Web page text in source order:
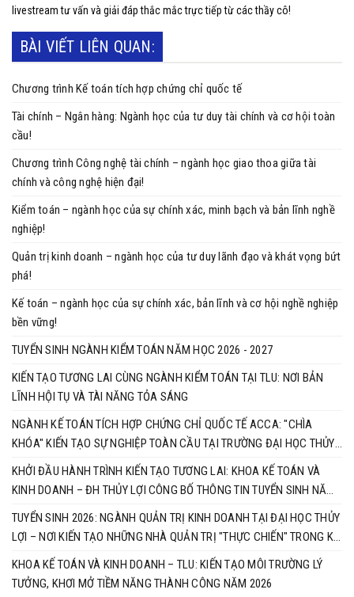
livestream tư vấn và giải đáp thắc mắc trực tiếp từ các thầy cô!
BÀI VIẾT LIÊN QUAN:
Chương trình Kế toán tích hợp chứng chỉ quốc tế
Tài chính – Ngân hàng: Ngành học của tư duy tài chính và cơ hội toàn
cầu!
Chương trình Công nghệ tài chính – ngành học giao thoa giữa tài
chính và công nghệ hiện đại!
Kiểm toán – ngành học của sự chính xác, minh bạch và bản lĩnh nghề
nghiệp!
Quản trị kinh doanh – ngành học của tư duy lãnh đạo và khát vọng bứt
phá!
Kế toán – ngành học của sự chính xác, bản lĩnh và cơ hội nghề nghiệp
bền vững!
TUYỂN SINH NGÀNH KIỂM TOÁN NĂM HỌC 2026 - 2027
KIẾN TẠO TƯƠNG LAI CÙNG NGÀNH KIỂM TOÁN TẠI TLU: NƠI BẢN
LĨNH HỘI TỤ VÀ TÀI NĂNG TỎA SÁNG
​NGÀNH KẾ TOÁN TÍCH HỢP CHỨNG CHỈ QUỐC TẾ ACCA: "CHÌA
KHÓA" KIẾN TẠO SỰ NGHIỆP TOÀN CẦU TẠI TRƯỜNG ĐẠI HỌC THỦY
KHỞI ĐẦU HÀNH TRÌNH KIẾN TẠO TƯƠNG LAI: KHOA KẾ TOÁN VÀ
KINH DOANH – ĐH THỦY LỢI CÔNG BỐ THÔNG TIN TUYỂN SINH NĂM
2026
TUYỂN SINH 2026: NGÀNH QUẢN TRỊ KINH DOANH TẠI ĐẠI HỌC THỦY
LỢI – NƠI KIẾN TẠO NHỮNG NHÀ QUẢN TRỊ "THỰC CHIẾN" TRONG KỶ
NGUYÊN SỐ
​KHOA KẾ TOÁN VÀ KINH DOANH – TLU: KIẾN TẠO MÔI TRƯỜNG LÝ
TƯỞNG, KHƠI MỞ TIỀM NĂNG THÀNH CÔNG NĂM 2026